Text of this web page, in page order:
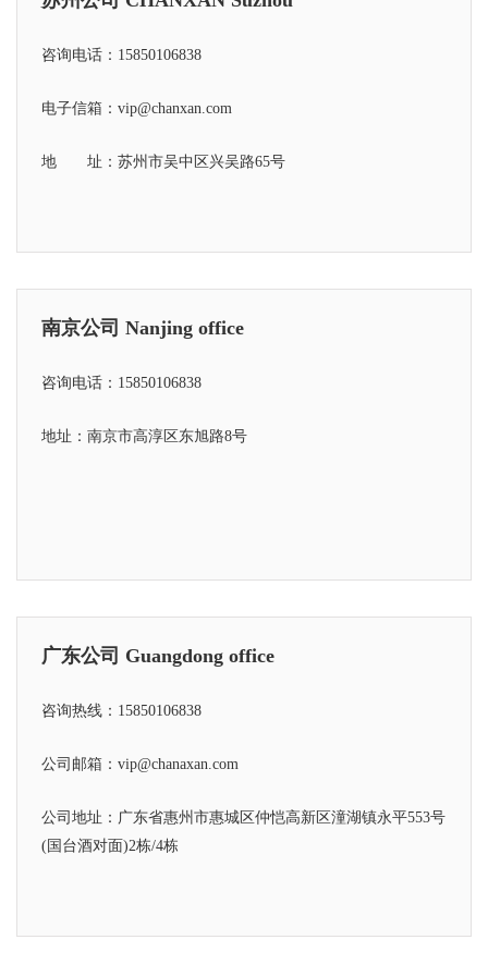
咨询电话：15850106838
电子信箱：vip@chanxan.com
地 址：苏州市吴中区兴吴路65号
南京公司 Nanjing office
咨询电话：15850106838
地址：南京市高淳区东旭路8号
广东公司 Guangdong office
咨询热线：15850106838
公司邮箱：vip@chanaxan.com
公司地址：广东省惠州市惠城区仲恺高新区潼湖镇永平553号
(国台酒对面)2栋/4栋